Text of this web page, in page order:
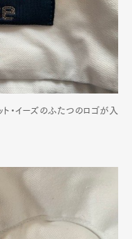
ト・イーズのふたつのロゴが入